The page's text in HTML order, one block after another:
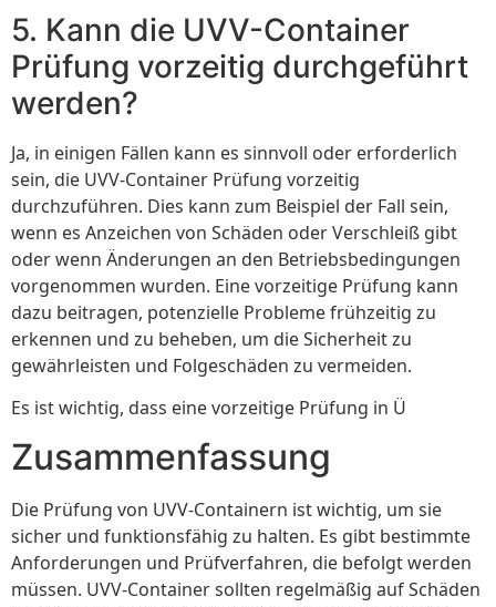
5. Kann die UVV-Container
Prüfung vorzeitig durchgeführt
werden?
Ja, in einigen Fällen kann es sinnvoll oder erforderlich
sein, die UVV-Container Prüfung vorzeitig
durchzuführen. Dies kann zum Beispiel der Fall sein,
wenn es Anzeichen von Schäden oder Verschleiß gibt
oder wenn Änderungen an den Betriebsbedingungen
vorgenommen wurden. Eine vorzeitige Prüfung kann
dazu beitragen, potenzielle Probleme frühzeitig zu
erkennen und zu beheben, um die Sicherheit zu
gewährleisten und Folgeschäden zu vermeiden.
Es ist wichtig, dass eine vorzeitige Prüfung in Ü
Zusammenfassung
Die Prüfung von UVV-Containern ist wichtig, um sie
sicher und funktionsfähig zu halten. Es gibt bestimmte
Anforderungen und Prüfverfahren, die befolgt werden
müssen. UVV-Container sollten regelmäßig auf Schäden